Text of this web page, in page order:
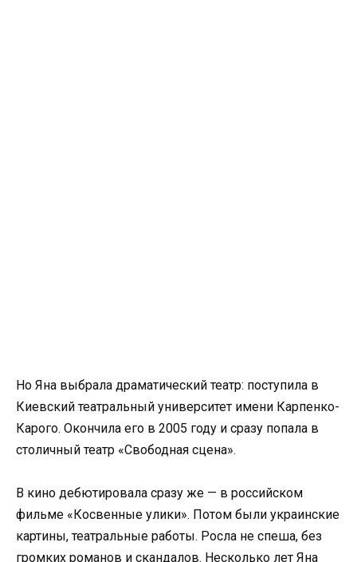
Но Яна выбрала драматический театр: поступила в
Киевский театральный университет имени Карпенко-
Карого. Окончила его в 2005 году и сразу попала в
столичный театр «Свободная сцена».
В кино дебютировала сразу же — в российском
фильме «Косвенные улики». Потом были украинские
картины, театральные работы. Росла не спеша, без
громких романов и скандалов. Несколько лет Яна